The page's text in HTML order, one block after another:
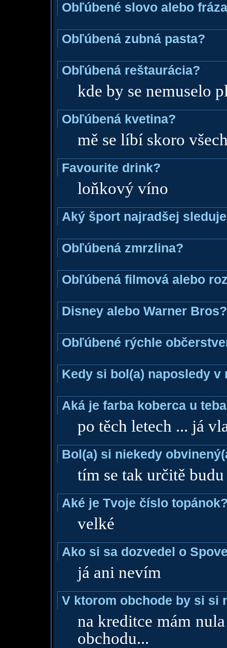
Obľúbené slovo alebo
Obľúbená zubná pasta?
Obľúbená reštaurácia?
kde by se nemuselo
Obľúbená kvetina?
mě se líbí skoro
Favourite drink?
loňkový víno
Aký šport najradšej
Obľúbená zmrzlina?
Obľúbená filmová alebo
Disney alebo Warner Bros?
Obľúbené rýchle
Kedy si bol(a) naposledy v
Aká je farba koberca u
po těch letech ... já
Bol(a) si niekedy
tím se tak určitě
Aké je Tvoje číslo
velké
Ako si sa dozvedel o
já ani nevím
V ktorom obchode by si si
na kreditce mám
obchodu...